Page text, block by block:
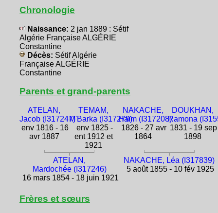
Chronologie
Naissance: 2 jan 1889 : Sétif
Algérie Française ALGÉRIE
Constantine
Décès: Sétif Algérie
Française ALGÉRIE
Constantine
Parents et grand-parents
ATELAN,
Jacob (I317247)
env 1816 - 16
avr 1887
TEMAM,
M'Barka (I317279)
env 1825 -
ent 1912 et
1921
NAKACHE,
Haïm (I317208)
1826 - 27 avr
1864
DOUKHAN,
Ramona
1831 - 19 sep
1898
ATELAN,
Mardochée (I317246)
16 mars 1854 - 18 juin 1921
NAKACHE, Léa (I317839)
5 août 1855 - 10 fév 1925
Frères et sœurs